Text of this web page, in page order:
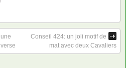
Conseil 424: un joli motif de
mat avec deux Cavaliers